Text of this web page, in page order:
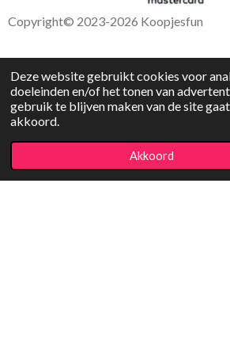
Deze website gebruikt cookies voor
doeleinden en/of het tonen van
gebruik te blijven maken van de site
akkoord.
Akkoord
Copyright© 2023-2026
Facebook